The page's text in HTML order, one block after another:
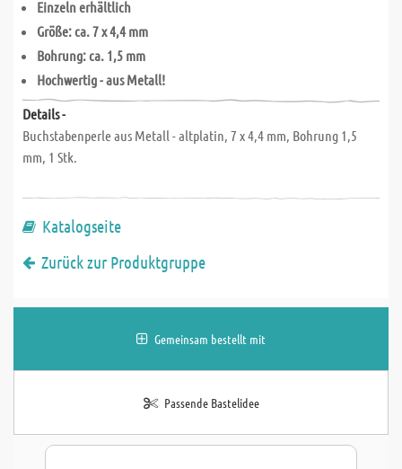
Einzeln erhältlich
Größe: ca. 7 x 4,4 mm
Bohrung: ca. 1,5 mm
Hochwertig - aus Metall!
Details -
Buchstabenperle aus Metall - altplatin, 7 x 4,4 mm, Bohrung 1,5
mm, 1 Stk.
Katalogseite
Zurück zur Produktgruppe
Gemeinsam bestellt mit
Passende Bastelidee